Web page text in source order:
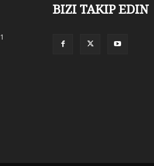
BIZI TAKIP EDIN